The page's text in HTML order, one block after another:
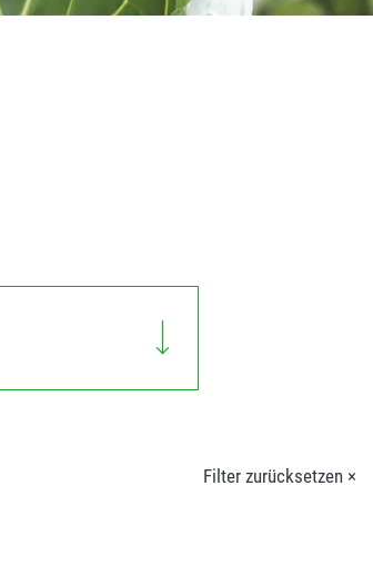
Filter zurücksetzen ×